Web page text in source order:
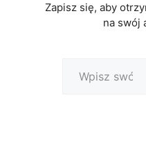
Zapisz się, aby
na swój